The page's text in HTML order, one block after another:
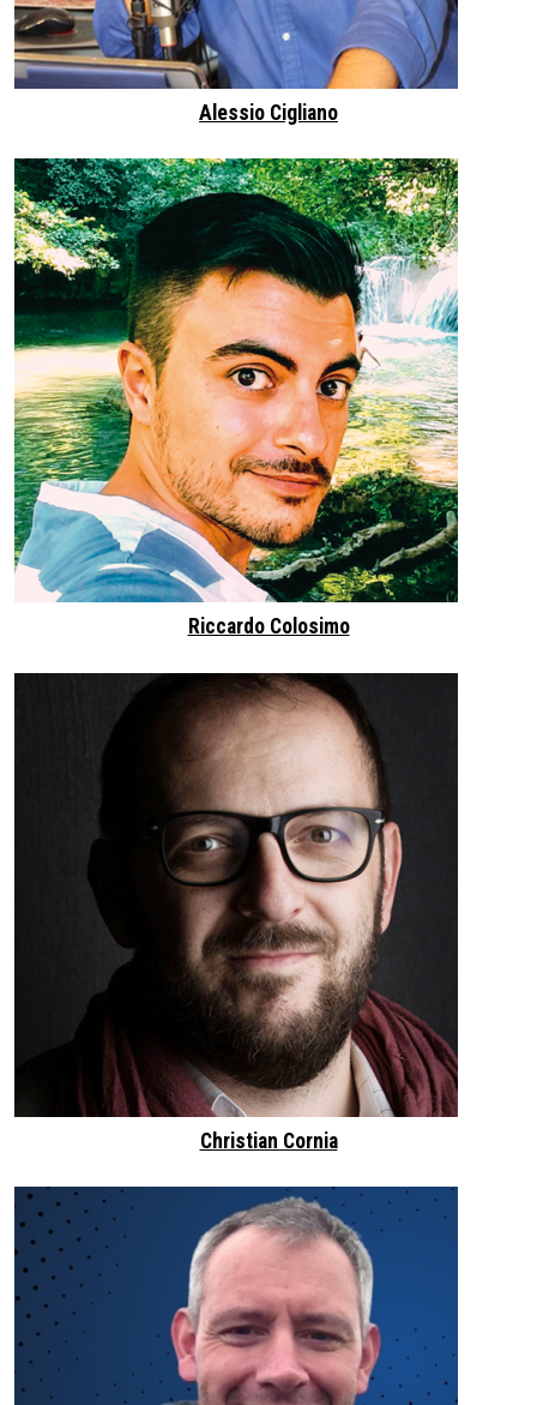
Alessio Cigliano
Riccardo Colosimo
Christian Cornia